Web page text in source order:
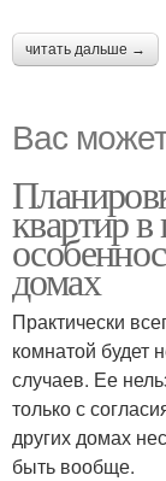
читать дальше →
Вас
квартир
домах
Практически
комнатой будет
случаев. Ее
только с
других домах
быть вообще.